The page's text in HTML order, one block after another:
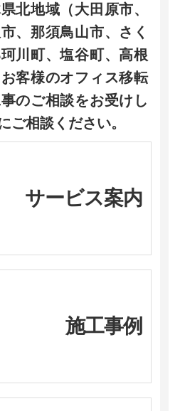
北地域（大田原市、
、那須鳥山市、さく
川町、塩谷町、高根
客様のオフィス移転
のご相談をお受けし
ご相談ください。
サービス案内
施工事例